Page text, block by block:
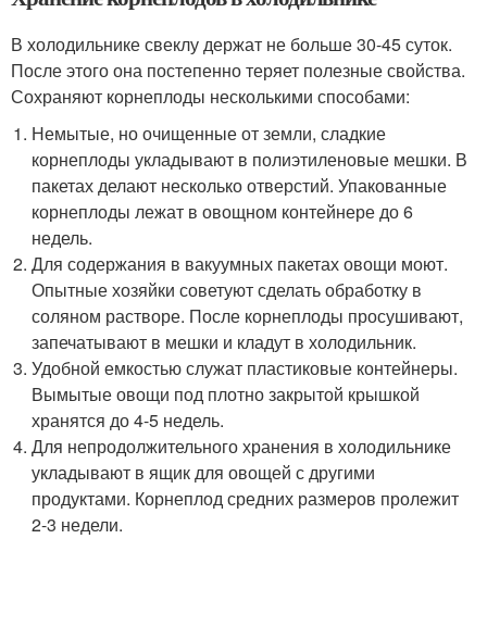
В холодильнике свеклу держат не больше 30-45 суток.
После этого она постепенно теряет полезные свойства.
Сохраняют корнеплоды несколькими способами:
Немытые, но очищенные от земли, сладкие
корнеплоды укладывают в полиэтиленовые мешки. В
пакетах делают несколько отверстий. Упакованные
корнеплоды лежат в овощном контейнере до 6
недель.
Для содержания в вакуумных пакетах овощи моют.
Опытные хозяйки советуют сделать обработку в
соляном растворе. После корнеплоды просушивают,
запечатывают в мешки и кладут в холодильник.
Удобной емкостью служат пластиковые контейнеры.
Вымытые овощи под плотно закрытой крышкой
хранятся до 4-5 недель.
Для непродолжительного хранения в холодильнике
укладывают в ящик для овощей с другими
продуктами. Корнеплод средних размеров пролежит
2-3 недели.